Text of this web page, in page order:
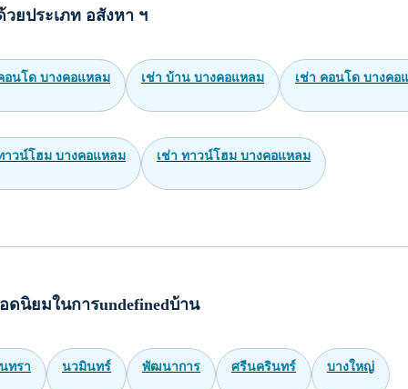
ยประเภท อสังหา ฯ
อนโด บางคอแหลม เช่า บ้าน บางคอแหลม เช่า คอนโด บางคอ
าวน์โฮม บางคอแหลม เช่า ทาวน์โฮม บางคอแหลม
ดนิยมในการundefinedบ้าน
ทรา นวมินทร์ พัฒนาการ ศรีนครินทร์ บางใหญ่